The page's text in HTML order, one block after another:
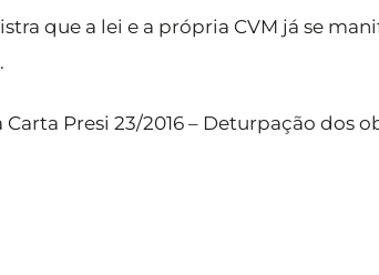
que a lei e a própria CVM já se
Carta Presi 23/2016 – Deturpação dos